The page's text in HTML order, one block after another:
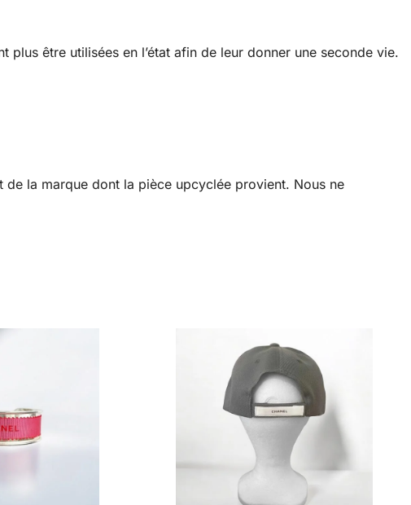
être utilisées en l’état afin de leur donner une seconde vie.
la marque dont la pièce upcyclée provient. Nous ne